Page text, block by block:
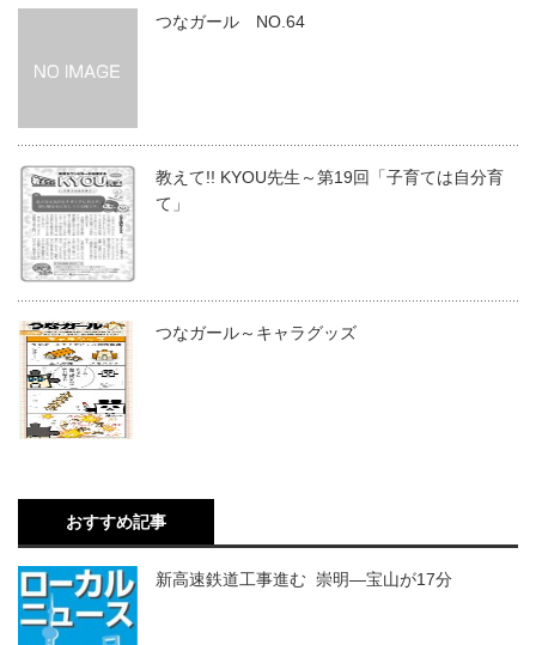
つなガール NO.64
教えて!! KYOU先生～第19回「子育ては自分育
て」
つなガール～キャラグッズ
おすすめ記事
新高速鉄道工事進む 崇明―宝山が17分